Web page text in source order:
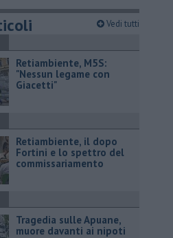
Vedi tutti
Retiambiente, M5S:
"Nessun legame con
Giacetti"
Retiambiente, il dopo
Fortini e lo spettro del
commissariamento
Tragedia sulle Apuane,
muore davanti ai nipoti